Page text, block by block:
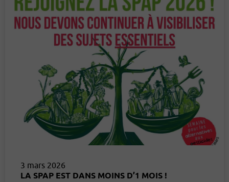
3 mars 2026
LA SPAP EST DANS MOINS D’1 MOIS !